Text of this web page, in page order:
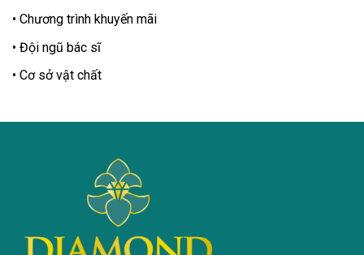
Chương trình khuyến mãi
Đội ngũ bác sĩ
Cơ sở vật chất